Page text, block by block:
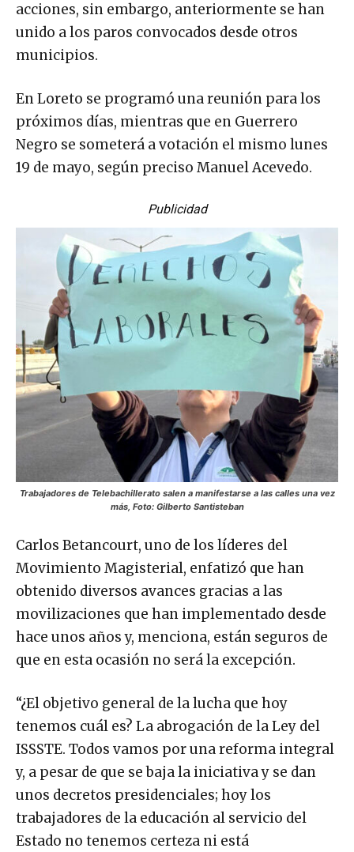
acciones, sin embargo, anteriormente se han
unido a los paros convocados desde otros
municipios.
En Loreto se programó una reunión para los
próximos días, mientras que en Guerrero
Negro se someterá a votación el mismo lunes
19 de mayo, según preciso Manuel Acevedo.
Publicidad
Trabajadores de Telebachillerato salen a manifestarse a las calles una vez
más, Foto: Gilberto Santisteban
Carlos Betancourt, uno de los líderes del
Movimiento Magisterial, enfatizó que han
obtenido diversos avances gracias a las
movilizaciones que han implementado desde
hace unos años y, menciona, están seguros de
que en esta ocasión no será la excepción.
“¿El objetivo general de la lucha que hoy
tenemos cuál es? La abrogación de la Ley del
ISSSTE. Todos vamos por una reforma integral
y, a pesar de que se baja la iniciativa y se dan
unos decretos presidenciales; hoy los
trabajadores de la educación al servicio del
Estado no tenemos certeza ni está